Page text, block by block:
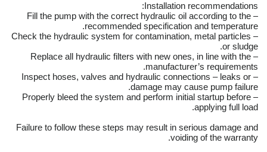
Installation recommendations:
– Fill the pump with the correct hydraulic oil according to the
recommended specification and temperature.
– Check the hydraulic system for contamination, metal particles
or sludge.
– Replace all hydraulic filters with new ones, in line with the
manufacturer’s requirements.
– Inspect hoses, valves and hydraulic connections – leaks or
damage may cause pump failure.
– Properly bleed the system and perform initial startup before
applying full load.
Failure to follow these steps may result in serious damage and
voiding of the warranty.